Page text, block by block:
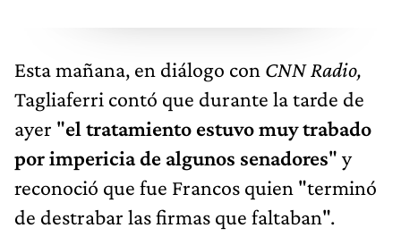
Esta mañana, en diálogo con CNN Radio,
Tagliaferri contó que durante la tarde de
ayer "el tratamiento estuvo muy trabado
por impericia de algunos senadores" y
reconoció que fue Francos quien "terminó
de destrabar las firmas que faltaban".